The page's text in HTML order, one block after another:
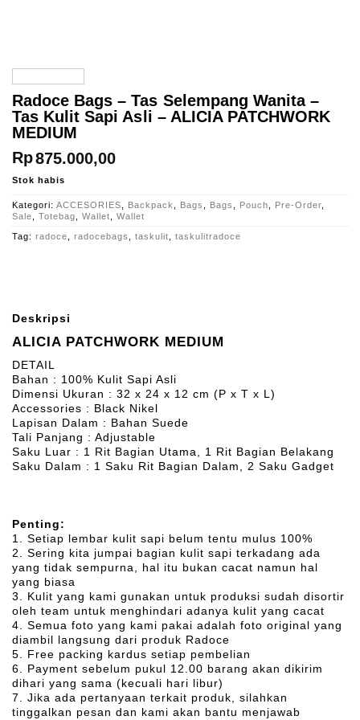
Radoce Bags – Tas Selempang Wanita –
Tas Kulit Sapi Asli – ALICIA PATCHWORK
MEDIUM
Rp875.000,00
Stok habis
Kategori: ACCESORIES Backpack Bags Bags Pouch Pre-Order
Sale
Totebag Wallet Wallet
Tag: radoce radocebags taskulit taskulitradoce
Deskripsi
ALICIA PATCHWORK MEDIUM
DETAIL
Bahan : 100% Kulit Sapi Asli
Dimensi Ukuran : 32 x 24 x 12 cm (P x T x L)
Accessories : Black Nikel
Lapisan Dalam : Bahan Suede
Tali Panjang : Adjustable
Saku Luar : 1 Rit Bagian Utama, 1 Rit Bagian Belakang
Saku Dalam : 1 Saku Rit Bagian Dalam, 2 Saku Gadget
Penting:
1. Setiap lembar kulit sapi belum tentu mulus 100%
2. Sering kita jumpai bagian kulit sapi terkadang ada
yang tidak sempurna, hal itu bukan cacat namun hal
yang biasa
3. Kulit yang kami gunakan untuk produksi sudah disortir
oleh team untuk menghindari adanya kulit yang cacat
4. Semua foto yang kami pakai adalah foto original yang
diambil langsung dari produk Radoce
5. Free packing kardus setiap pembelian
6. Payment sebelum pukul 12.00 barang akan dikirim
dihari yang sama (kecuali hari libur)
7. Jika ada pertanyaan terkait produk, silahkan
tinggalkan pesan dan kami akan bantu menjawab